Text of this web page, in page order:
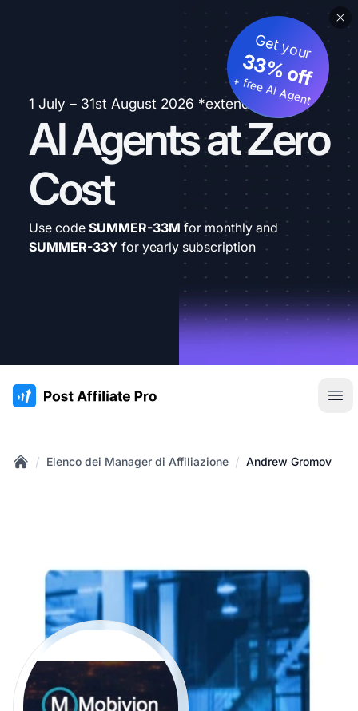
1 July – 31st August 2026 *extended
AI Agents at Zero
Cost
Get your
33% off
+ free AI Agent
Use code SUMMER-33M for monthly and
SUMMER-33Y for yearly subscription
:site.title
/ Elenco dei Manager di Affiliazione / Andrew Gromov